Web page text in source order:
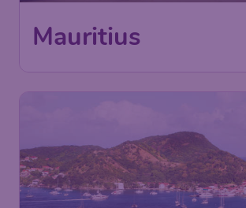
Mauritius